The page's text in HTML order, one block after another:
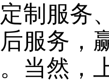
制服务
服务，
当然，